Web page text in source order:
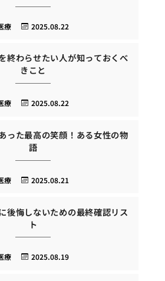
2025.08.22
療
終わらせたい人が知っておくべ
きこと
2025.08.22
療
った最高の笑顔！ある女性の物
語
2025.08.21
療
後悔しないための最終確認リス
ト
2025.08.19
療